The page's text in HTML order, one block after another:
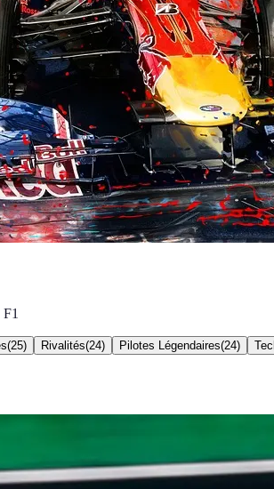
(25) Rivalités(24) Pilotes Légendaires(24)